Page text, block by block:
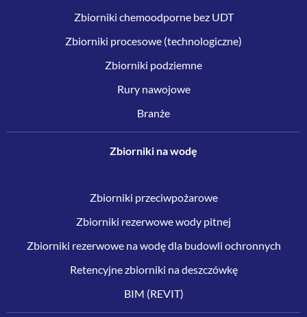
Zbiorniki chemoodporne bez UDT
Zbiorniki procesowe (technologiczne)
Zbiorniki podziemne
Rury nawojowe
Branże
Zbiorniki na wodę
Zbiorniki przeciwpożarowe
Zbiorniki rezerwowe wody pitnej
Zbiorniki rezerwowe na wodę dla budowli ochronnych
Retencyjne zbiorniki na deszczówkę
BIM (REVIT)